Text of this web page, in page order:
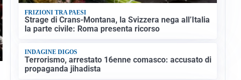
FRIZIONI TRA PAESI
Strage di Crans-Montana, la Svizzera nega all’Italia
la parte civile: Roma presenta ricorso
INDAGINE DIGOS
Terrorismo, arrestato 16enne comasco: accusato di
propaganda jihadista